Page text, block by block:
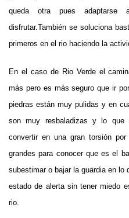
queda otra pues
disfrutar.También se soluciona
primeros en el rio haciendo la
En el caso de Rio Verde el
más pero es más seguro que ir
piedras están muy pulidas y en
son muy resbaladizas y lo que
convertir en una gran torsión
grandes para conocer que es el
subestimar o bajar la guardia en lo
estado de alerta sin tener miedo
rio.